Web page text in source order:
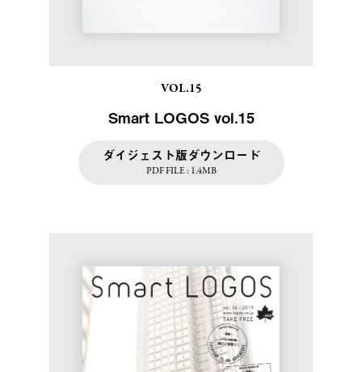
VOL.15
Smart LOGOS vol.15
ダイジェスト版ダウンロード
PDF FILE : 1.4MB